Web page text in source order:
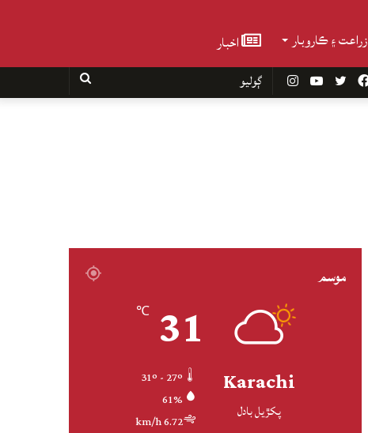
زراعت ۽ ڪاروبار اخبار
InstagramYouTube Twitter
Facebook
موسم
Karachi
پکڙيل بادل
31
℃
61%
6.72 km/h